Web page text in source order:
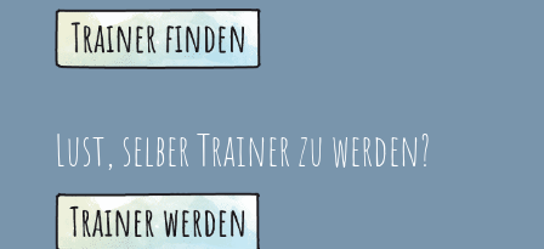
Lust, selber Trainer zu werden?